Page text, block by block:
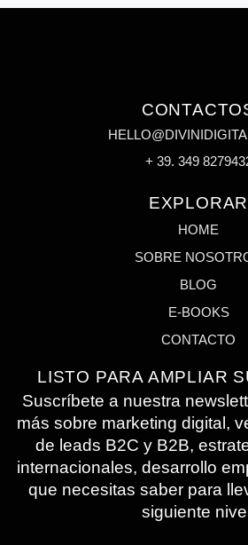
+ 39. 349
EXPLORAR
HOME
SOBRE
BLOG
E-BOOKS
CONTACTO
LISTO PARA AMPLIAR
Suscríbete a nuestra
más sobre marketing digital,
de leads B2C y B2B,
internacionales, desarrollo
que necesitas saber para
siguiente